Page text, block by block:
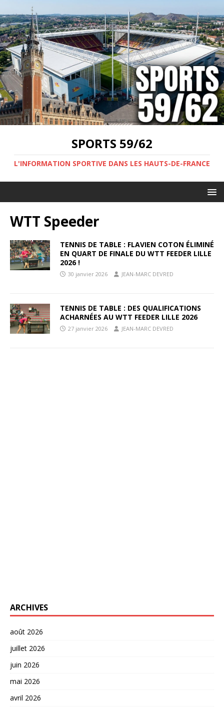
SPORTS 59/62
L'INFORMATION SPORTIVE DANS LES HAUTS-DE-FRANCE
WTT Speeder
TENNIS DE TABLE : FLAVIEN COTON ÉLIMINÉ
EN QUART DE FINALE DU WTT FEEDER LILLE
2026 !
30 janvier 2026 JEAN-MARC DEVRED
TENNIS DE TABLE : DES QUALIFICATIONS
ACHARNÉES AU WTT FEEDER LILLE 2026
27 janvier 2026 JEAN-MARC DEVRED
ARCHIVES
août 2026
juillet 2026
juin 2026
mai 2026
avril 2026